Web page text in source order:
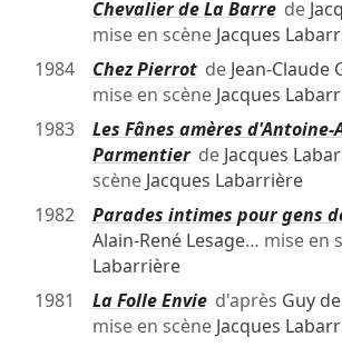
Chevalier de La Barrede
mise en scène Jacques
1984
Chez Pierrotde Jean-Claude
mise en scène Jacques
1983
Les Fânes amères d'Antoine-
Parmentierde Jacques
scène Jacques Labarrière
1982
Parades intimes pour gens
Alain-René Lesage… mise en
Labarrière
1981
La Folle Envied'après Guy
mise en scène Jacques